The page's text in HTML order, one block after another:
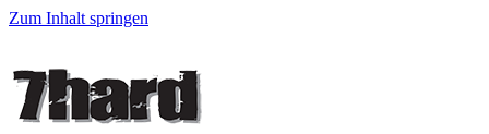
Zum Inhalt springen